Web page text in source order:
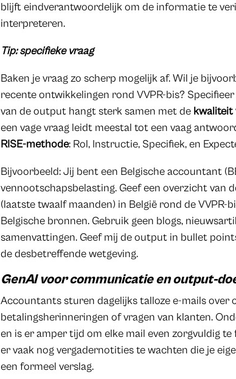
blijft eindverantwoordelijk om de informatie te
interpreteren.
Tip: specifieke vraag
Baken je vraag zo scherp mogelijk af. Wil je
recente ontwikkelingen rond VVPR-bis?
van de output hangt sterk samen met de kwaliteit
een vage vraag leidt meestal tot een vaag
RISE-methode: Rol, Instructie, Specifiek, en
Bijvoorbeeld: Jij bent een Belgische accountant
vennootschapsbelasting. Geef een overzicht van
(laatste twaalf maanden) in België rond de VVPR-
Belgische bronnen. Gebruik geen blogs,
samenvattingen. Geef mij de output in bullet
de desbetreffende wetgeving.
GenAI voor communicatie en output-
Accountants sturen dagelijks talloze e-mails over
betalingsherinneringen of vragen van klanten.
en is er amper tijd om elke mail even zorgvuldig
er vaak nog vergadernotities te wachten die je
een formeel verslag.